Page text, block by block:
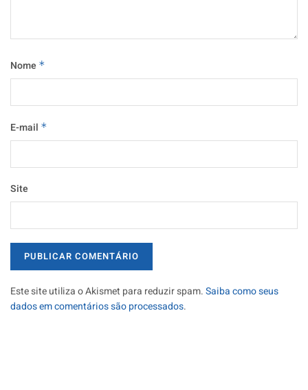
Nome *
E-mail *
Site
Este site utiliza o Akismet para reduzir spam.Saiba como seus
dados em comentários são processados.